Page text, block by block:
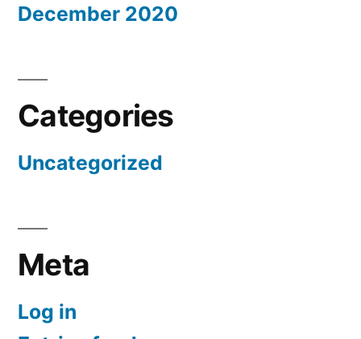
December 2020
Categories
Uncategorized
Meta
Log in